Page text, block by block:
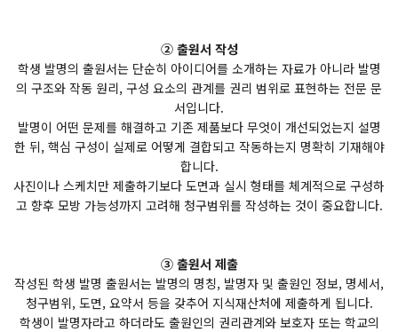
② 출원서 작성
학생 발명의 출원서는 단순히 아이디어를 소개하는 자료가 아니라 발명
의 구조와 작동 원리, 구성 요소의 관계를 권리 범위로 표현하는 전문 문
서입니다.
발명이 어떤 문제를 해결하고 기존 제품보다 무엇이 개선되었는지 설명
한 뒤, 핵심 구성이 실제로 어떻게 결합되고 작동하는지 명확히 기재해야
합니다.
사진이나 스케치만 제출하기보다 도면과 실시 형태를 체계적으로 구성하
고 향후 모방 가능성까지 고려해 청구범위를 작성하는 것이 중요합니다.
③ 출원서 제출
작성된 학생 발명 출원서는 발명의 명칭, 발명자 및 출원인 정보, 명세서,
청구범위, 도면, 요약서 등을 갖추어 지식재산처에 제출하게 됩니다.
학생이 발명자라고 하더라도 출원인의 권리관계와 보호자 또는 학교의